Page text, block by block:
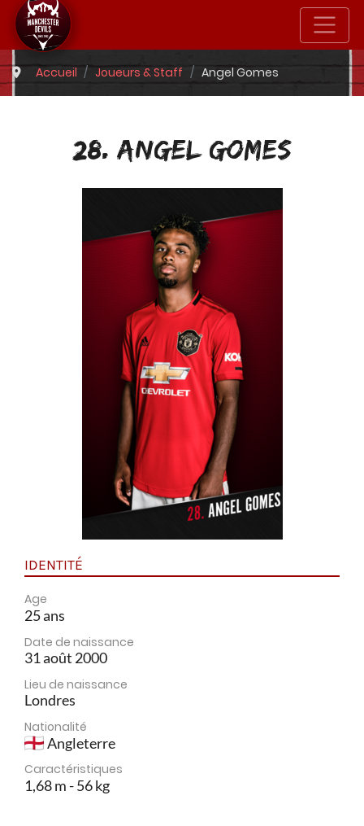
Accueil Joueurs & Staff Angel Gomes
28. ANGEL GOMES
IDENTITÉ
Age
25 ans
Date de naissance
31 août 2000
Lieu de naissance
Londres
Nationalité
Angleterre
Caractéristiques
1,68 m - 56 kg